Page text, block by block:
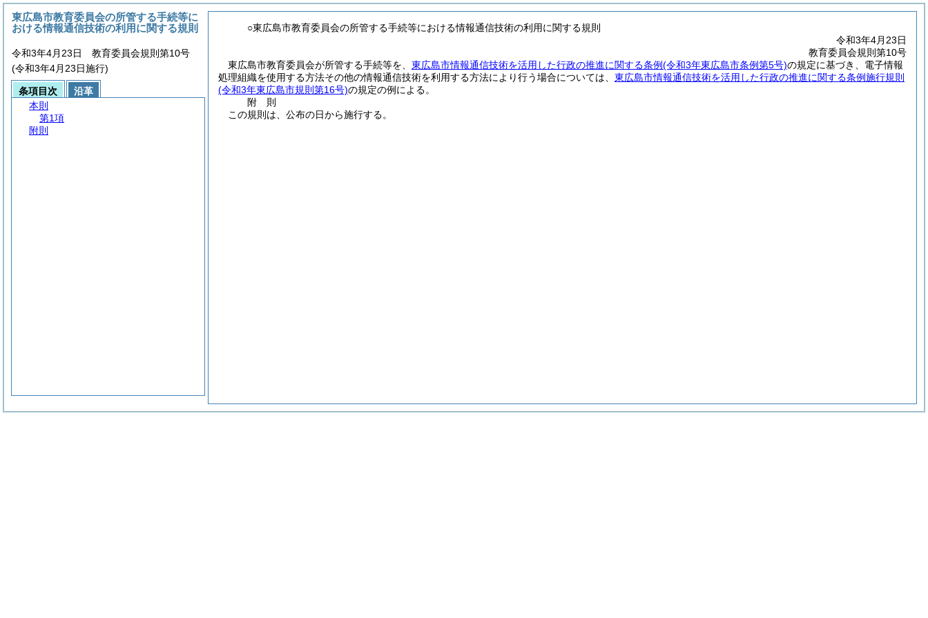
○東広島市教育委員会の所管する手続等における情報通信技術の利用に関する規則
令和3年4月23日
教育委員会規則第10号
東広島市教育委員会が所管する手続等を、 東広島市情報通信技術を活用した行政の推進に関する条例(令和3年東広島市条例第5号)の規定に基づき、電子情報
処理組織を使用する方法その他の情報通信技術を利用する方法により行う場合については、 東広島市情報通信技術を活用した行政の推進に関する条例施行規則
(令和3年東広島市規則第16号)の規定の例による。
附 則
この規則は、公布の日から施行する。
東広島市教育委員会の所管する手続等に
おける情報通信技術の利用に関する規則
令和3年4月23日 教育委員会規則第10号
(令和3年4月23日施行)
条項目次
沿革
本則
第1項
附則